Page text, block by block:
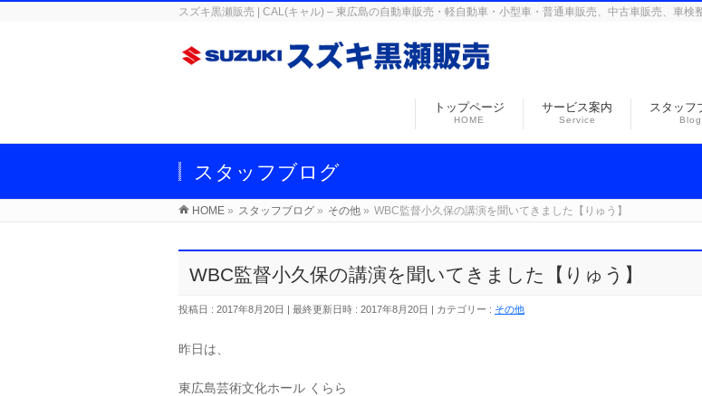
スズキ黒瀬販売 | CAL(キャル) – 東広島の自動車販売・軽自動車・小型車・普通車販売、中古車販売、車検
トップページ
HOME
サービス案内
Service
スタッフ
Blog
スタッフブログ
HOME » スタッフブログ » その他 » WBC監督小久保の講演を聞いてきました【りゅう】
WBC監督小久保の講演を聞いてきました【りゅう】
投稿日 : 2017年8月20日 最終更新日時 : 2017年8月20日 カテゴリー : その他
昨日は、
東広島芸術文化ホール くらら